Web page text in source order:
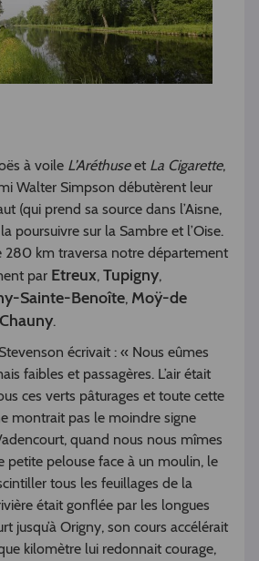
à voile L’Aréthuseet La Cigarette,
Walter Simpson débutèrent leur
(qui prend sa source dans l’Aisne,
poursuivre sur la Sambre et l’Oise.
280 km traversa notre département
par Etreux, Tupigny,
Sainte-Benoîte, Moÿ-de
Chauny.
écrivait : « Nous eûmes
faibles et passagères. L’air était
ces verts pâturages et toute cette
montrait pas le moindre signe
quand nous nous mîmes
petite pelouse face à un moulin, le
tous les feuillages de la
était gonflée par les longues
jusqu’à Origny, son cours accélérait
kilomètre lui redonnait courage,